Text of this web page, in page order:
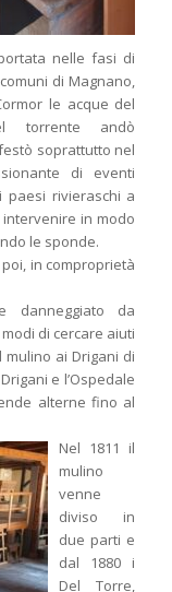
nelle fasi di
di Magnano,
le acque del
torrente andò
soprattutto nel
di eventi
paesi rivieraschi a
in modo
le sponde.
in comproprietà
danneggiato da
di cercare aiuti
mulino ai Drigani di
e l’Ospedale
alterne fino al
Nel 1811 il
mulino
venne
diviso in
due parti e
dal 1880 i
Del Torre,